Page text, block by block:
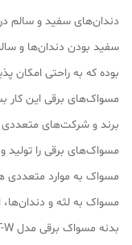
دندان‌های سفید و سالم در
سفید بودن دندان‌ها و
بوده که به راحتی امکان
مسواک‌های برقی این
برند و شرکت‌های متعددی
مسواک‌های برقی را تولید
مسواک به موارد
مسواک به لثه و